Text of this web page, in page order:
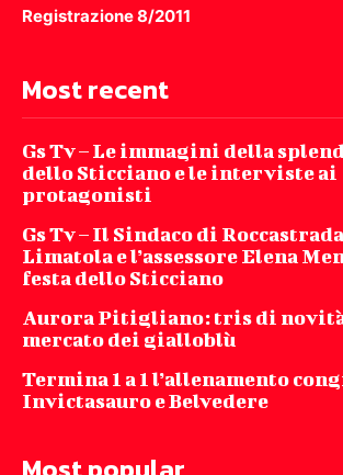
Registrazione 8/2011
Most recent
Gs Tv – Le immagini della
dello Sticciano e le interviste ai
protagonisti
Gs Tv – Il Sindaco di
Limatola e l’assessore Elena
festa dello Sticciano
Aurora Pitigliano: tris di
mercato dei gialloblù
Termina 1 a 1 l’allenamento
Invictasauro e Belvedere